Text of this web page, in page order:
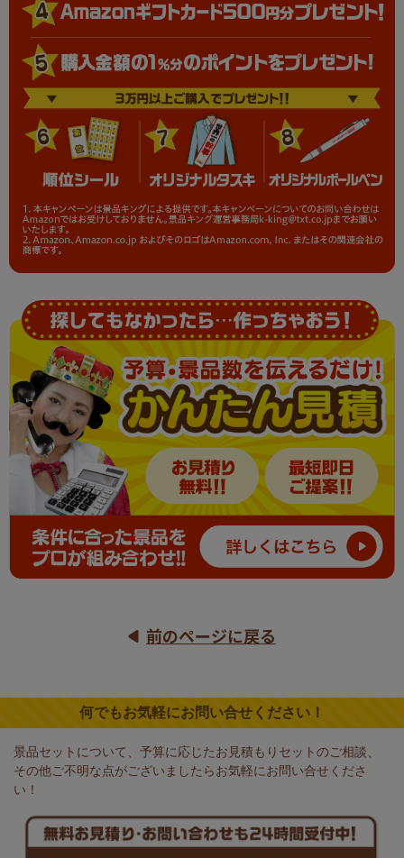
前のページに戻る
何でもお気軽にお問い合せください！
景品セットについて、予算に応じたお見積もりセットのご相談、
その他ご不明な点がございましたらお気軽にお問い合せくださ
い！